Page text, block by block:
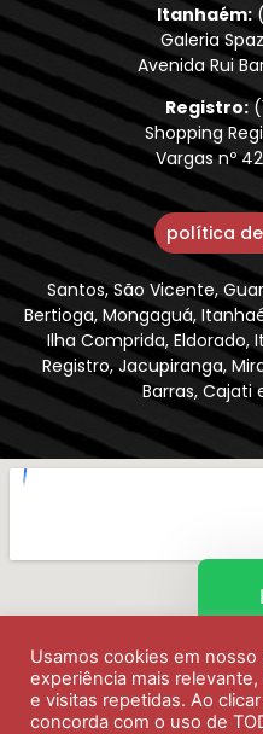
Itanhaém:
Galeria
Avenida Rui
Registro:
Shopping
Vargas nº
política
Santos, São Vicente,
Bertioga, Mongaguá,
Ilha Comprida, Eldorado,
Registro, Jacupiranga,
Barras, Cajati
Usamos cookies em nosso
experiência mais
e visitas repetidas. Ao
concorda com o uso de
Olá,